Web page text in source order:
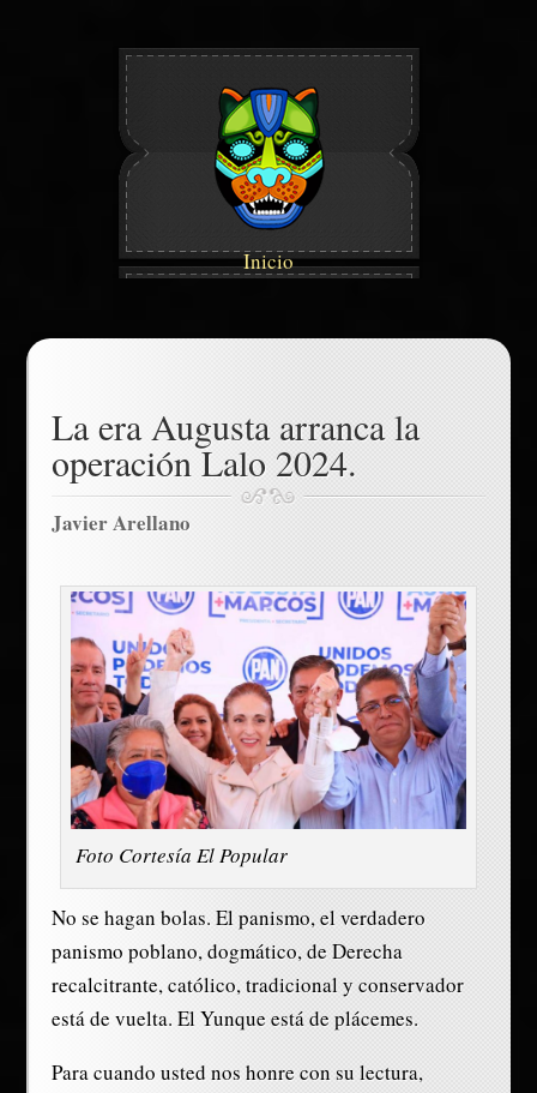
Inicio
La era Augusta arranca la
operación Lalo 2024.
Javier Arellano
Foto Cortesía El Popular
No se hagan bolas. El panismo, el verdadero
panismo poblano, dogmático, de Derecha
recalcitrante, católico, tradicional y conservador
está de vuelta. El Yunque está de plácemes.
Para cuando usted nos honre con su lectura,